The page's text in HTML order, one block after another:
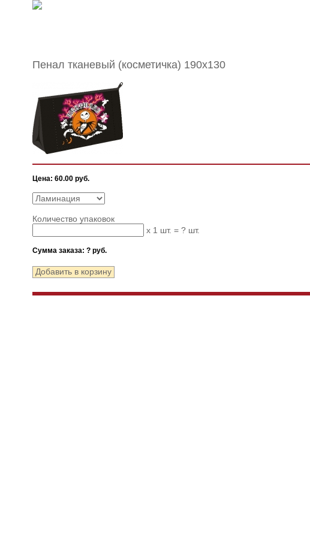
Пенал тканевый (косметичка) 190х130
Цена: 60.00 руб.
Количество упаковок
x 1 шт. = ? шт.
Сумма заказа: ? руб.